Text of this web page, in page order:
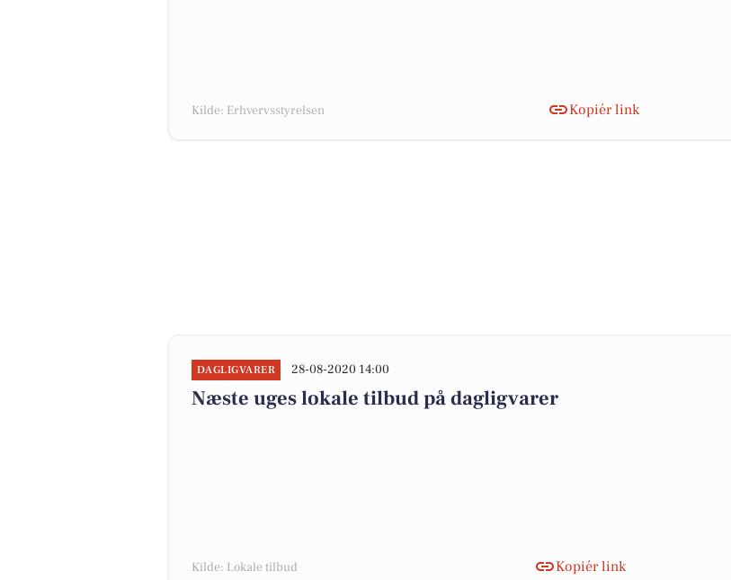
Kilde: Erhvervsstyrelsen Kopiér link
DAGLIGVARER 28-08-2020 14:00
Næste uges lokale tilbud på dagligvarer
Kilde: Lokale tilbud Kopiér link